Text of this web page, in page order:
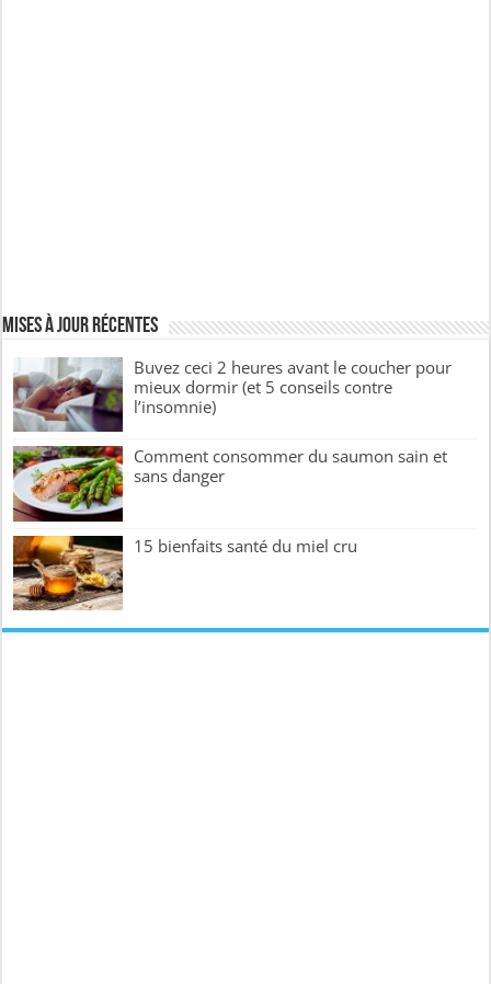
Mises à jour récentes
Buvez ceci 2 heures avant le coucher pour
mieux dormir (et 5 conseils contre
l’insomnie)
Comment consommer du saumon sain et
sans danger
15 bienfaits santé du miel cru